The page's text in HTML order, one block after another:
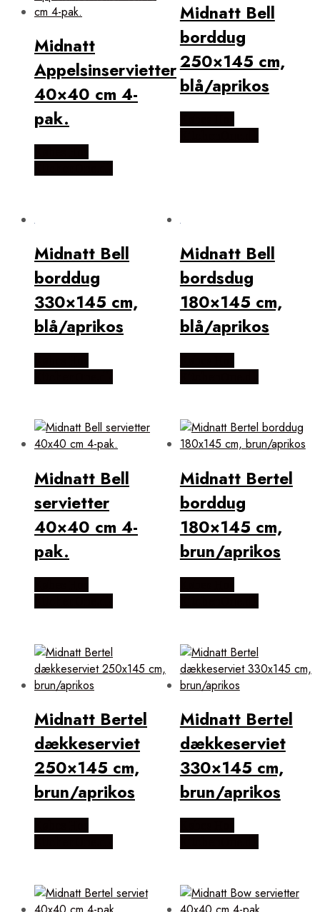
Midnatt
Appelsinservietter
40×40 cm 4-
pak.
Midnatt Bell
borddug
250×145 cm,
blå/aprikos
Midnatt Bell
borddug
330×145 cm,
blå/aprikos
Midnatt Bell
bordsdug
180×145 cm,
blå/aprikos
Midnatt Bell
servietter
40×40 cm 4-
pak.
Midnatt Bertel
borddug
180×145 cm,
brun/aprikos
Midnatt Bertel
dækkeserviet
250×145 cm,
brun/aprikos
Midnatt Bertel
dækkeserviet
330×145 cm,
brun/aprikos